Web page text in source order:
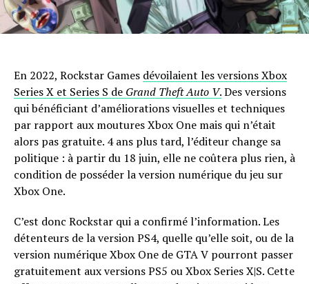
En 2022, Rockstar Games dévoilaient les versions Xbox
Series X et Series S de Grand Theft Auto V.Des versions
qui bénéficiant d’améliorations visuelles et techniques
par rapport aux moutures Xbox One mais qui n’était
alors pas gratuite. 4 ans plus tard, l’éditeur change sa
politique : à partir du 18 juin, elle ne coûtera plus rien, à
condition de posséder la version numérique du jeu sur
Xbox One.
C’est donc Rockstar qui a confirmé l’information. Les
détenteurs de la version PS4, quelle qu’elle soit, ou de la
version numérique Xbox One de GTA V pourront passer
gratuitement aux versions PS5 ou Xbox Series X|S. Cette